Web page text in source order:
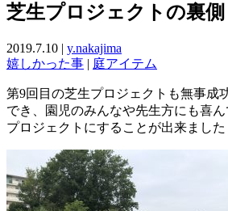
芝生プロジェクトの裏側
2019.7.10 | y.nakajima
嬉しかった事 | 庭アイテム
第9回目の芝生プロジェクトも無事成
でき、園児のみんなや先生方にも喜
プロジェクトにすることが出来ました